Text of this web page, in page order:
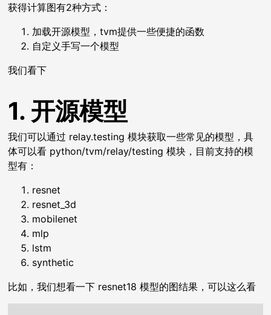
获得计算图有2种方式：
加载开源模型，tvm提供一些便捷的函数
自定义手写一个模型
我们看下
1. 开源模型
我们可以通过 relay.testing 模块获取一些常见的模型，具
体可以看 python/tvm/relay/testing 模块，目前支持的模
型有：
resnet
resnet_3d
mobilenet
mlp
lstm
synthetic
比如，我们想看一下 resnet18 模型的图结果，可以这么看